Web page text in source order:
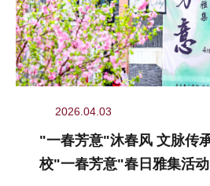
2026.04.03
"一春芳意"沐春风 文脉
校"一春芳意"春日雅集活